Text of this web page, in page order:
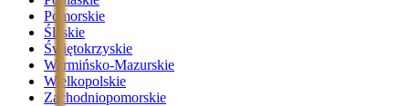
Pomorskie
Śląskie
Świętokrzyskie
Warmińsko-Mazurskie
Wielkopolskie
Zachodniopomorskie